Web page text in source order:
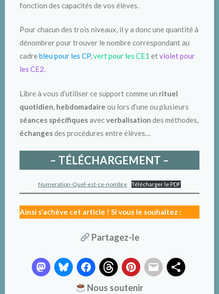
fonction des capacités de vos élèves.
Pour chacun des trois niveaux, il y a donc une quantité à
dénombrer pour trouver le nombre correspondant au
cadrebleu pour les CP,vert pour les CE1 etviolet pour
les CE2.
Libre à vous d’utiliser ce support comme un rituel
quotidien, hebdomadaire ou lors d’une ou plusieurs
séances spécifiquesavecverbalisation des méthodes,
échangesdes procédures entre élèves…
– TÉLÉCHARGEMENT –
Numeration-Quel-est-ce-nombre Télécharger le PDF
Ainsi s’achève cet article ! Si vous le souhaitez :
Partagez-le
Nous soutenir